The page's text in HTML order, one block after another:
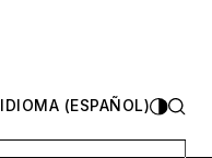
IDIOMA (ESPAÑOL)